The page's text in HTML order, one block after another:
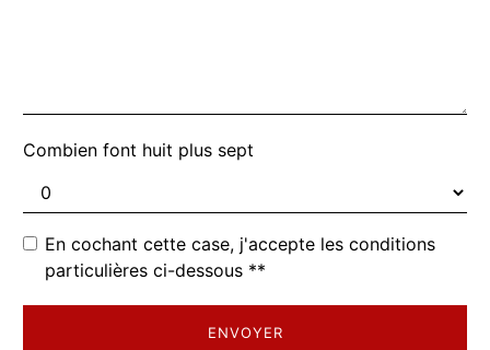
Combien font huit plus sept
En cochant cette case, j'accepte les conditions
particulières ci-dessous **
ENVOYER